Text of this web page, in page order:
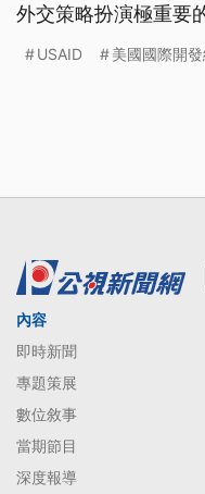
外交策略扮演極重要
把戰場拱手讓給中國
USAID 美國國際開
內容
即時新聞
專題策展
數位敘事
當期節目
深度報導